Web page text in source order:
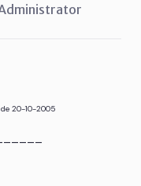
20-10-2005